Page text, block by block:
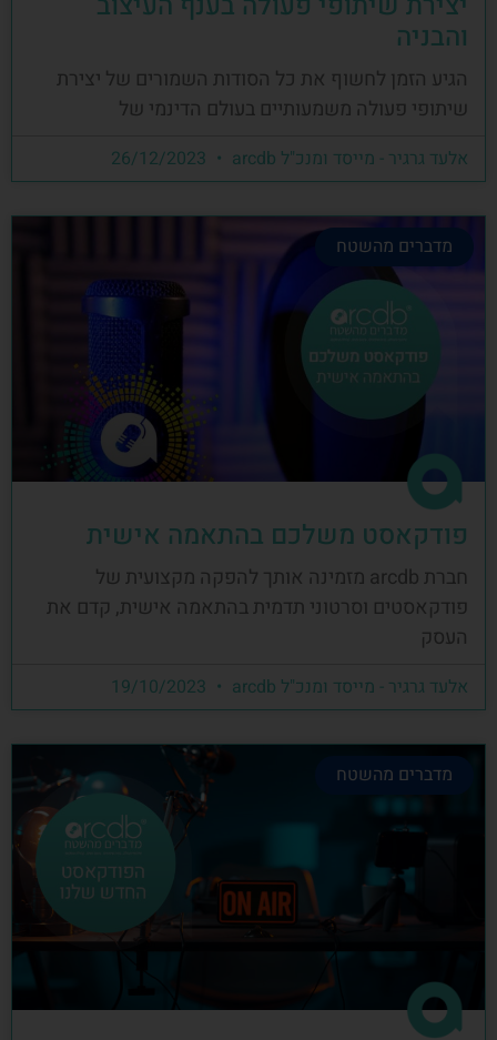
והבניה
הגיע הזמן לחשוף את כל הסודות השמורים של יצירת
שיתופי פעולה משמעותיים בעולם הדינמי של
אלעד גרגיר - מייסד ומנכ"ל arcdb
מדברים מהשטח
פודקאסט משלכם בהתאמה אישית
חברת arcdb מזמינה אותך להפקה מקצועית של
פודקאסטים וסרטוני תדמית בהתאמה אישית, קדם את
העסק
אלעד גרגיר - מייסד ומנכ"ל arcdb
מדברים מהשטח